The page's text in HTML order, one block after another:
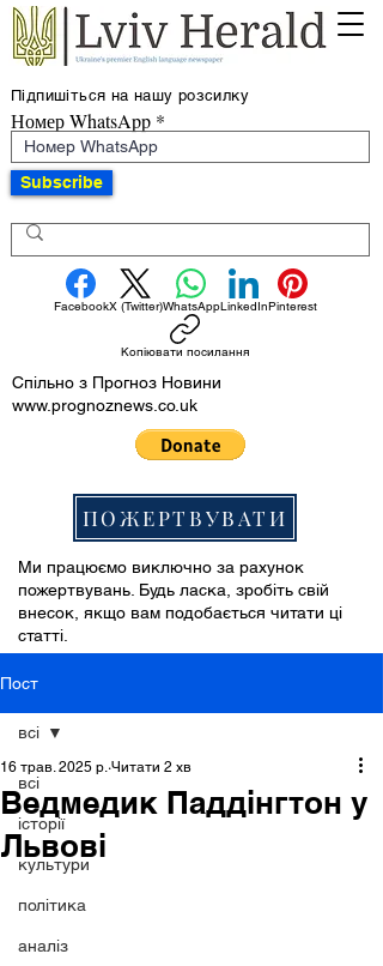
Підпишіться на нашу розсилку
Номер WhatsApp
Subscribe
FacebookX (Twitter)WhatsAppLinkedInPinterest
Копіювати посилання
Спільно з Прогноз Новини
www.prognoznews.co.uk
ПОЖЕРТВУВАТИ
Ми працюємо виключно за рахунок
пожертвувань. Будь ласка, зробіть свій
внесок, якщо вам подобається читати ці
статті.
Пост
всі
історії
культури
політика
аналіз
всі
Ведмедик Паддінгтон у
Львові
16 трав. 2025 р. Читати 2 хв